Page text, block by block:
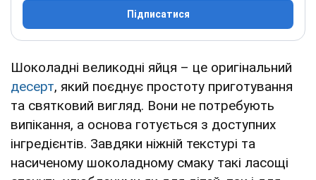
Підписатися
Шоколадні великодні яйця – це оригінальний
десерт, який поєднує простоту приготування
та святковий вигляд. Вони не потребують
випікання, а основа готується з доступних
інгредієнтів. Завдяки ніжній текстурі та
насиченому шоколадному смаку такі ласощі